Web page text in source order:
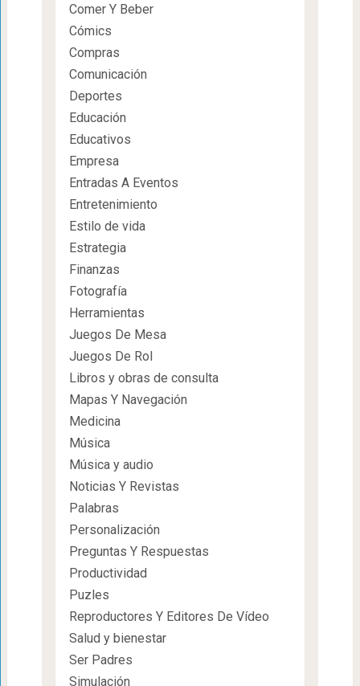
Comer Y Beber
Cómics
Compras
Comunicación
Deportes
Educación
Educativos
Empresa
Entradas A Eventos
Entretenimiento
Estilo de vida
Estrategia
Finanzas
Fotografía
Herramientas
Juegos De Mesa
Juegos De Rol
Libros y obras de consulta
Mapas Y Navegación
Medicina
Música
Música y audio
Noticias Y Revistas
Palabras
Personalización
Preguntas Y Respuestas
Productividad
Puzles
Reproductores Y Editores De Vídeo
Salud y bienestar
Ser Padres
Simulación